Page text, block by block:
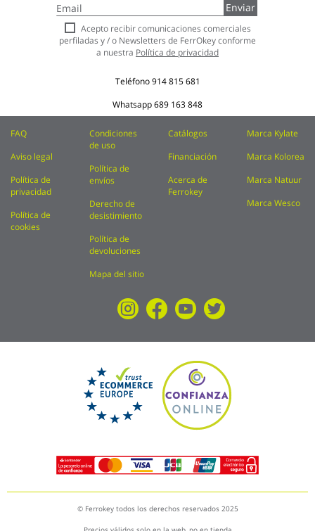
a
nuestro
boletín
de
Enviar
Acepto recibir comunicaciones comerciales
perfiladas y / o Newsletters de FerrOkey conforme
a nuestra Política de privacidad
Teléfono914 815 681
Whatsapp689 163 848
FAQ
Aviso legal
Política de
privacidad
Política de
cookies
Condiciones
de uso
Política de
envíos
Derecho de
desistimiento
Política de
devoluciones
Mapa del sitio
Catálogos
Financiación
Acerca de
Ferrokey
Marca Kylate
Marca Kolorea
Marca Natuur
Marca Wesco
© Ferrokey todos los derechos reservados 2025